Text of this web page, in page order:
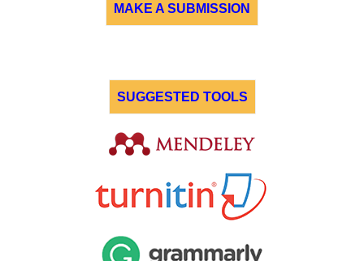
MAKE A SUBMISSION
SUGGESTED TOOLS